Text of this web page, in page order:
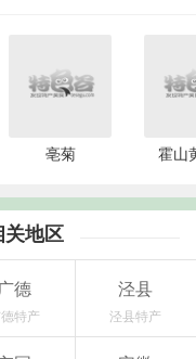
亳菊 霍山
关地区
广德
特产
泾县
泾县特产